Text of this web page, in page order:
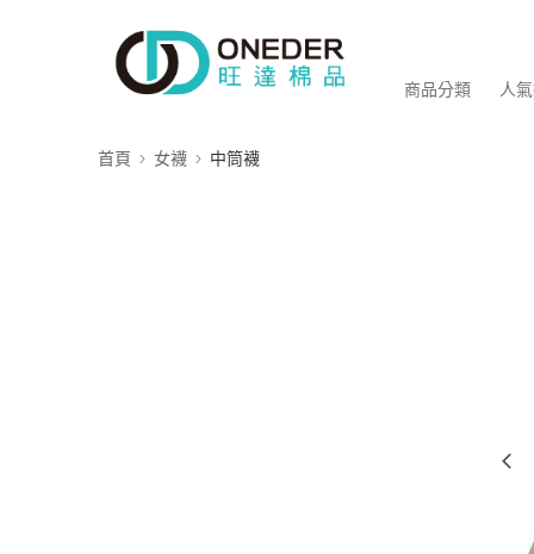
商品分類 人
首頁 女襪 中筒襪